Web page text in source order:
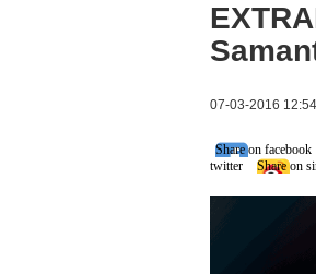
07-03-2016 12:54
Share on facebook
twitter
Share on